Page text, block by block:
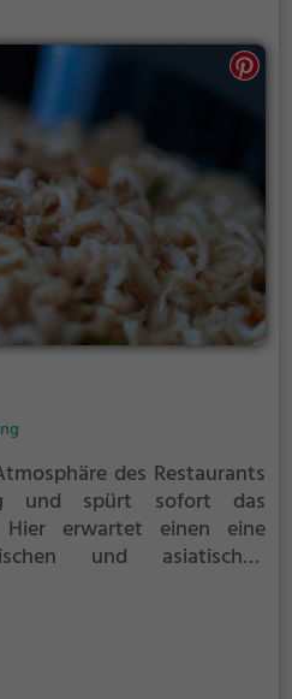
jeden Geschmack das
ein und genieße die
des Restaurants
und spürt sofort das
Hier erwartet einen eine
und asiatischen
für jeden Geschmack
und lädt dazu ein, sich